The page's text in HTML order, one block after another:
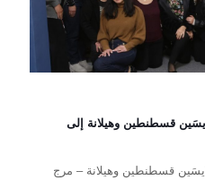
قسطنطين وهيلانة إلى
قسطنطين وهيلانة – مرج